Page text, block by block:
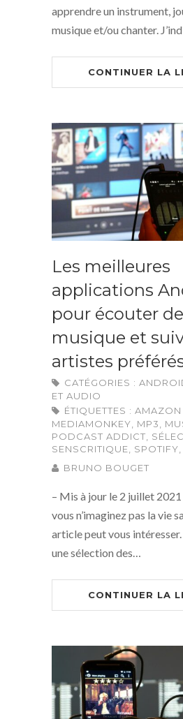
apprendre un instrument,
musique et/ou chanter.
CONTINUER LA
Les meilleures
applications
pour écouter
musique et
artistes
CATÉGORIES :
ET AUDIO
ÉTIQUETTES : AMAZON
MEDIAMONKEY, MP3,
PODCAST ADDICT,
SENSCRITIQUE, SPOTIFY,
BRUNO BOUGET
– Mis à jour le 2 juillet
vous n’imaginez pas la vie
article peut vous
une sélection des…
CONTINUER LA